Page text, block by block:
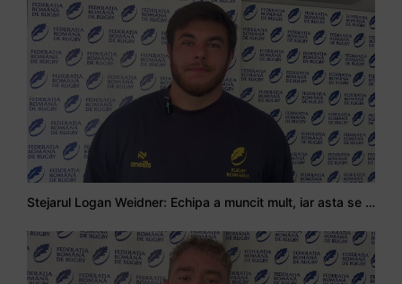
Stejarul Logan Weidner: Echipa a muncit mult, iar asta se va vedea în meciurile de la Nations Cup